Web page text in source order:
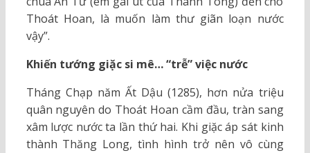
Thoát Hoan, là muốn làm thư giãn loạn nước
vậy”.
Khiến tướng giặc si mê… “trễ” việc nước
Tháng Chạp năm Ất Dậu (1285), hơn nửa triệu
quân nguyên do Thoát Hoan cầm đầu, tràn sang
xâm lược nước ta lần thứ hai. Khi giặc áp sát kinh
thành Thăng Long, tình hình trở nên vô cùng